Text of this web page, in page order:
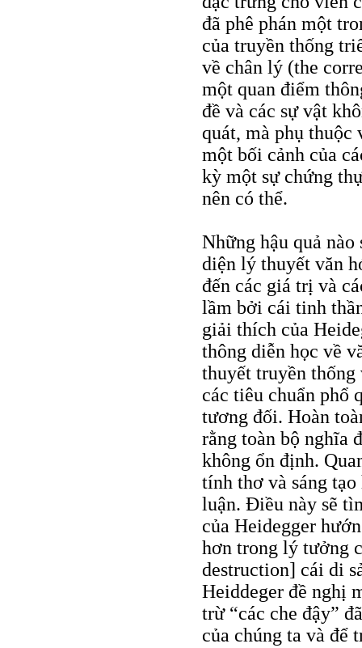
đã phê phán một
của truyền thống
về chân lý (the
một quan điểm
đề và các sự vật
quát, mà phụ
một bối cảnh của
kỳ một sự chứng
nên có thể.
Những hậu quả
diện lý thuyết văn
đến các giá trị và
lầm bởi cái tinh
giải thích của
thông diễn học về
thuyết truyền thống
các tiêu chuẩn phổ
tương đối. Hoàn
rằng toàn bộ nghĩa
không ổn định.
tính thơ và sáng
luận. Điều này sẽ
của Heidegger
hơn trong lý tưởng
destruction] cái di
Heiddeger đề nghị
trừ “các che đậy”
của chúng ta và để